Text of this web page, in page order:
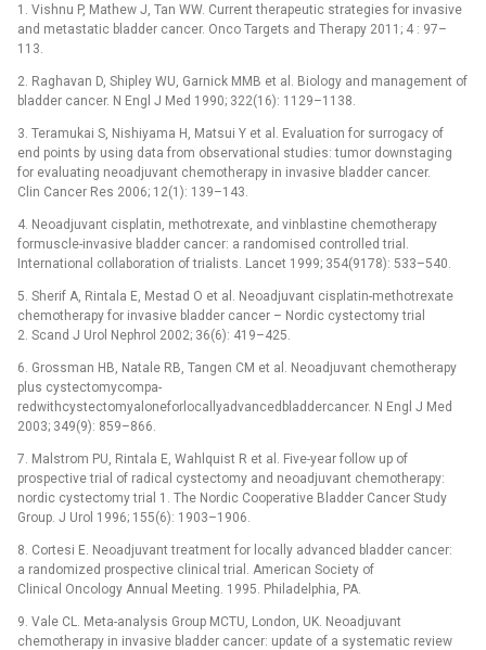
1. Vishnu P, Mathew J, Tan WW. Current therapeutic strategies for invasive
and metastatic bladder cancer. Onco Targets and Therapy 2011; 4 : 97–
113.
2. Raghavan D, Shipley WU, Garnick MMB et al. Bio­logy and management of
bladder cancer. N Engl J Med 1990; 322(16): 1129–1138.
3. Teramukai S, Nishiyama H, Matsui Y et al. Evaluation for surrogacy of
end points by using data from observational studies: tumor downstaging
for evaluating neoadjuvant chemotherapy in invasive bladder cancer.
Clin Cancer Res 2006; 12(1): 139–143.
4. Neoadjuvant cisplatin, methotrexate, and vinblastine chemotherapy
formuscle-invasive bladder cancer: a randomised controlled trial.
International collaboration of trialists. Lancet 1999; 354(9178): 533–540.
5. Sherif A, Rintala E, Mestad O et al. Neoadjuvant cisplatin-methotrexate
chemotherapy for invasive bladder cancer –⁠ Nordic cystectomy trial
2. Scand J Urol Nephrol 2002; 36(6): 419–425.
6. Grossman HB, Natale RB, Tangen CM et al. Neoadjuvant chemotherapy
plus cystectomycompa­
redwithcystectomyaloneforlocallyadvancedbladdercancer. N Engl J Med
2003; 349(9): 859–866.
7. Malstrom PU, Rintala E, Wahlquist R et al. Five-year follow up of
prospective trial of radical cystectomy and neoadjuvant chemotherapy:
nordic cystectomy trial 1. The Nordic Cooperative Bladder Cancer Study
Group. J Urol 1996; 155(6): 1903–1906.
8. Cortesi E. Neoadjuvant treatment for locally advanced bladder cancer:
a randomized prospective clinical trial. American Society of
Clinical Oncology Annual Meeting. 1995. Philadelphia, PA.
9. Vale CL. Meta-analysis Group MCTU, London, UK. Neoadjuvant
chemotherapy in invasive bladder cancer: update of a systematic review